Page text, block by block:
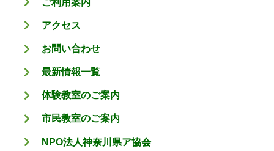
アクセス
お問い合わせ
最新情報一覧
体験教室のご案内
市民教室のご案内
NPO法人神奈川県ア協会